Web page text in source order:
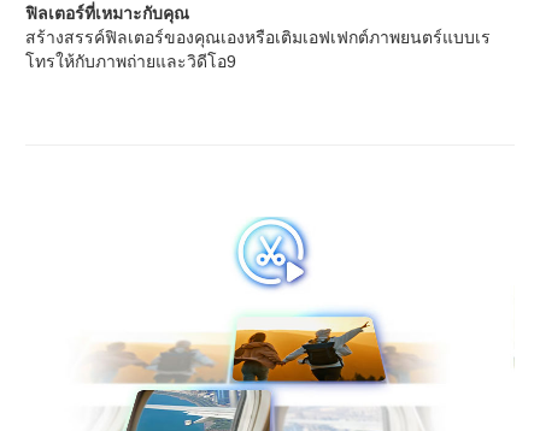
ฟิลเตอร์ที่เหมาะกับคุณ
สร้างสรรค์ฟิลเตอร์ของคุณเองหรือเติมเอฟเฟกต์ภาพยนตร์แบบเร
โทรให้กับภาพถ่ายและวิดีโอ9